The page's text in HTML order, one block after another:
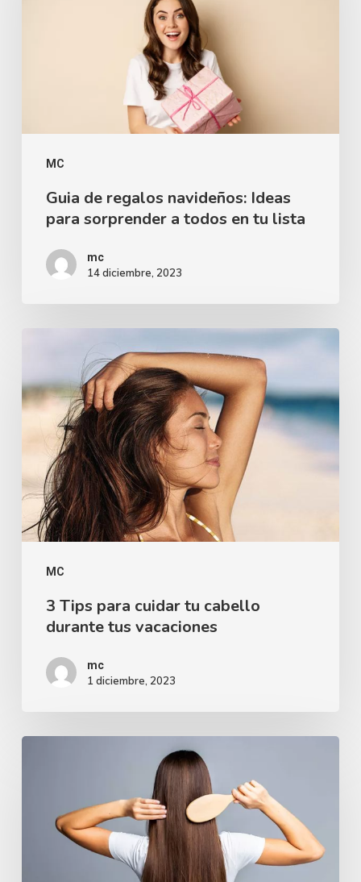
MC
Guia de regalos navideños: Ideas
para sorprender a todos en tu lista
mc
14 diciembre, 2023
MC
3 Tips para cuidar tu cabello
durante tus vacaciones
mc
1 diciembre, 2023